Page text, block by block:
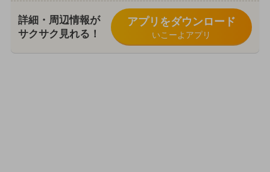
詳細・周辺情報が
サクサク見れる！
アプリをダウンロード
いこーよアプリ